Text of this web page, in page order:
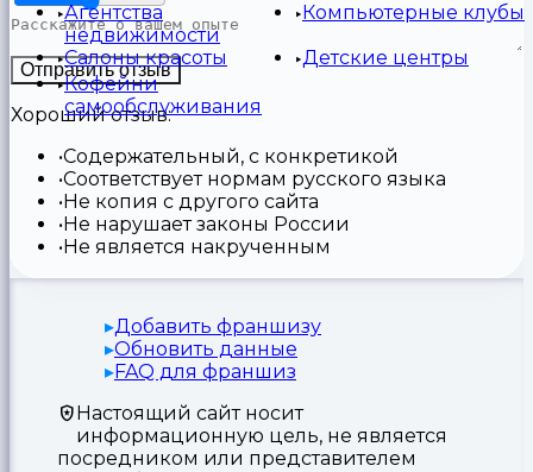
Агентства
недвижимости
Компьютерные клубы
Салоны красоты
Детские центры
Кофейни
самообслуживания
Отправить отзыв
Хороший отзыв:
Содержательный, с конкретикой
Соответствует нормам русского языка
Не копия с другого сайта
Не нарушает законы России
Не является накрученным
Добавить франшизу
Обновить данные
FAQ для франшиз
Настоящий сайт носит
информационную цель, не является
посредником или представителем